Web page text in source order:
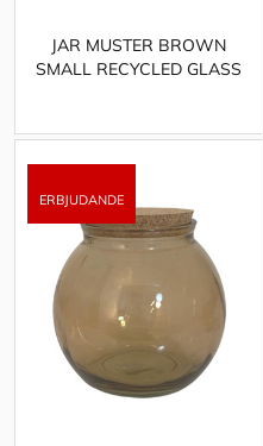
JAR MUSTER BROWN
SMALL RECYCLED GLASS